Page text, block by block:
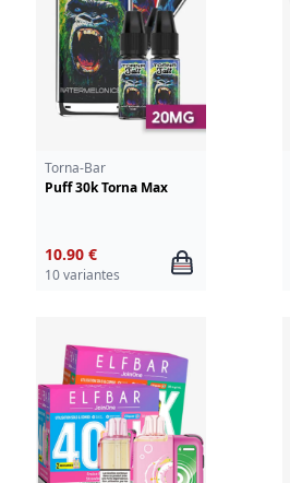
Torna-Bar
Puff 30k Torna Max
10.90 €
10 variantes